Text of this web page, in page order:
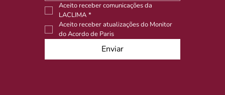
Aceito receber comunicações da
LACLIMA *
Aceito receber atualizações do Monitor
do Acordo de Paris
Enviar